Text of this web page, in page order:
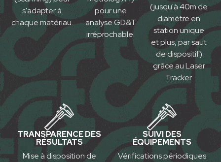
s'adapter à
chaque matériau.
pour une
analyse GD&T
irréprochable.
(jusqu'à 40m de
diamètre en
station unique
et plus, par saut
de dispositif)
grâce au Laser
Tracker.
TRANSPARENCE DES
RÉSULTATS
Mise à disposition de
SUIVI DES
ÉQUIPEMENTS
Vérifications périodiques